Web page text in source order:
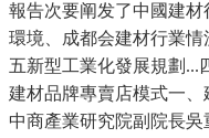
報告次要阐发了中國建
環境、成都会建材行業
五新型工業化發展規劃...
建材品牌專賣店模式一、
中商產業研究院副院長